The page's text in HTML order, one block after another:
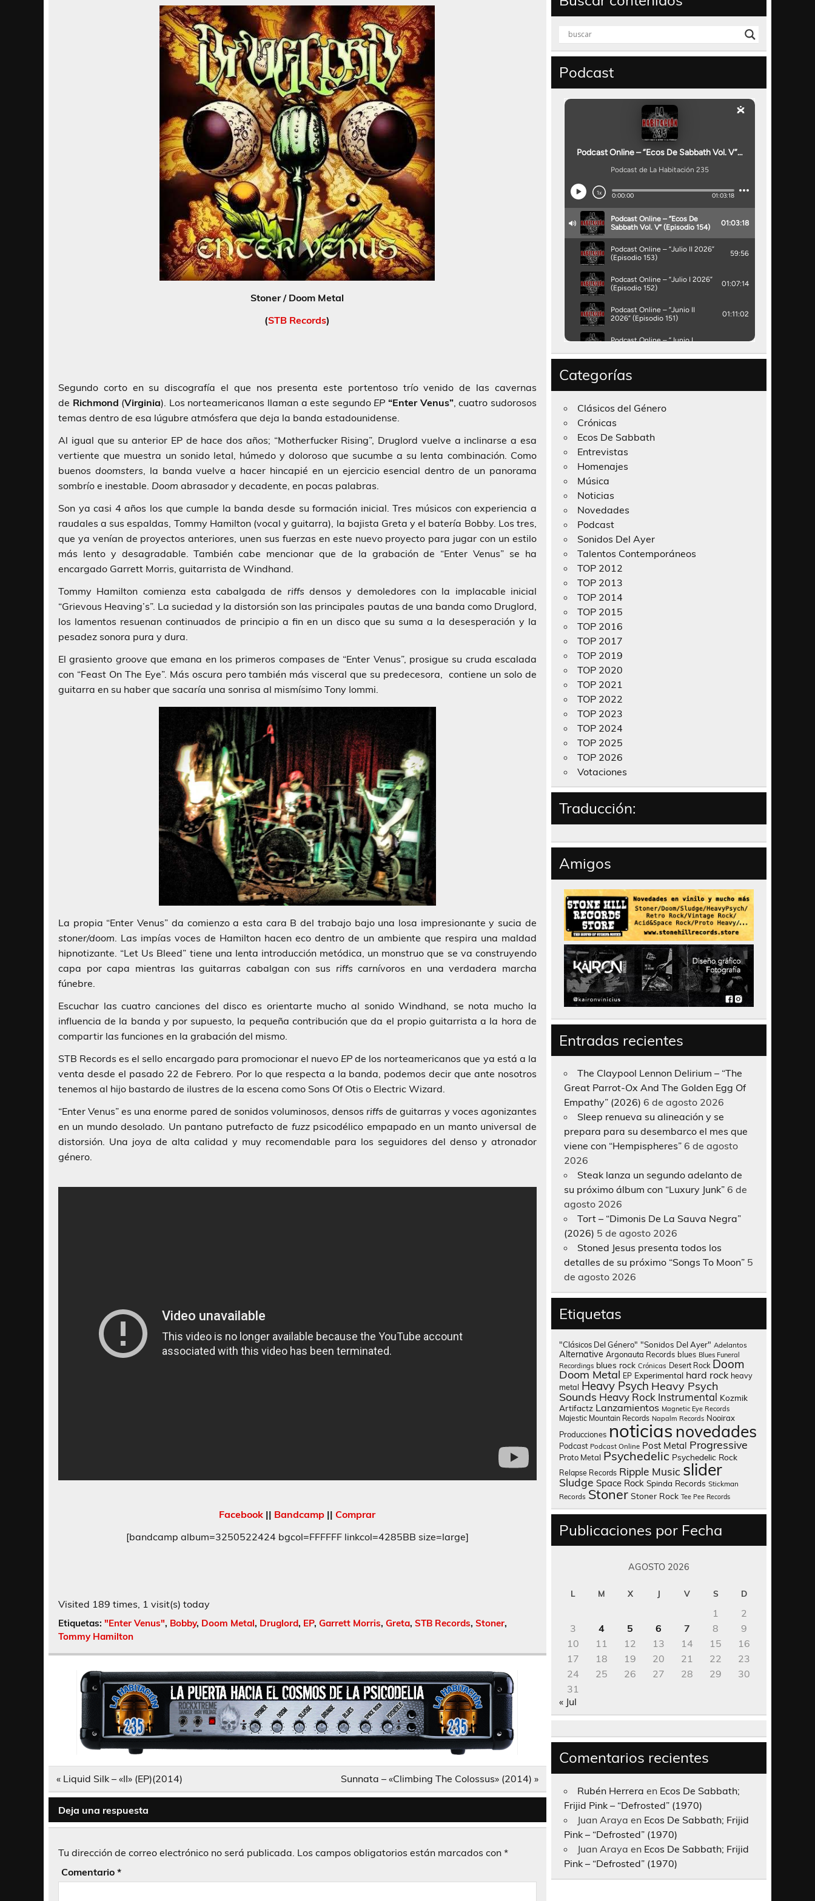
Stoner / Doom Metal
(STB Records)
Segundo corto en su discografía el que nos presenta este portentoso trío venido de las cavernas
de Richmond (Virginia). Los norteamericanos llaman a este segundo EP “Enter Venus”, cuatro sudorosos
temas dentro de esa lúgubre atmósfera que deja la banda estadounidense.
Al igual que su anterior EP de hace dos años; “Motherfucker Rising”, Druglord vuelve a inclinarse a esa
vertiente que muestra un sonido letal, húmedo y doloroso que sucumbe a su lenta combinación. Como
buenos doomsters, la banda vuelve a hacer hincapié en un ejercicio esencial dentro de un panorama
sombrío e inestable. Doom abrasador y decadente, en pocas palabras.
Son ya casi 4 años los que cumple la banda desde su formación inicial. Tres músicos con experiencia a
raudales a sus espaldas, Tommy Hamilton (vocal y guitarra), la bajista Gretay el batería Bobby. Los tres,
que ya venían de proyectos anteriores, unen sus fuerzas en este nuevo proyecto para jugar con un estilo
más lento y desagradable. También cabe mencionar que de la grabación de “Enter Venus” se ha
encargado Garrett Morris, guitarrista de Windhand.
Tommy Hamilton comienza esta cabalgada de riffs densos y demoledores con la implacable inicial
“Grievous Heaving’s”. La suciedad y la distorsión son las principales pautas de una banda como Druglord,
los lamentos resuenan continuados de principio a fin en un disco que su suma a la desesperación y la
pesadez sonora pura y dura.
El grasiento groove que emana en los primeros compases de “Enter Venus”, prosigue su cruda escalada
con “Feast On The Eye”. Más oscura pero también más visceral que su predecesora, contiene un solo de
guitarra en su haber que sacaría una sonrisa al mismísimo Tony Iommi.
La propia “Enter Venus” da comienzo a esta cara B del trabajo bajo una losa impresionante y sucia de
stoner/doom . Las impías voces de Hamiltonhacen eco dentro de un ambiente que respira una maldad
hipnotizante. “Let Us Bleed” tiene una lenta introducción metódica, un monstruo que se va construyendo
capa por capa mientras las guitarras cabalgan con sus riffs carnívoros en una verdadera marcha
fúnebre.
Escuchar las cuatro canciones del disco es orientarte mucho al sonidoWindhand , se nota mucho la
influencia de la banda y por supuesto, la pequeña contribución que da el propio guitarrista a la hora de
compartir las funciones en la grabación del mismo.
STB Records es el sello encargado para promocionar el nuevo EPde los norteamericanos que ya está a la
venta desde el pasado 22 de Febrero. Por lo que respecta a la banda, podemos decir que ante nosotros
tenemos al hijo bastardo de ilustres de la escena como Sons Of Otis o Electric Wizard
“Enter Venus” es una enorme pared de sonidos voluminosos, densos riffsde guitarras y voces agonizantes
en un mundo desolado. Un pantano putrefacto de fuzzpsicodélico empapado en un manto universal de
distorsión. Una joya de alta calidad y muy recomendable para los seguidores del denso y atronador
género.
Facebook || Bandcamp ||Comprar
[bandcamp album=3250522424 bgcol=FFFFFF linkcol=4285BB size=large]
Visited 189 times, 1 visit(s) today
Etiquetas: "Enter Venus", Bobby, Doom Metal, Druglord, EP, Garrett Morris, Greta, STB Records, Stoner,
Tommy Hamilton
Navegación
entradas
« Liquid Silk – «II» (EP)(2014) Sunnata – «Climbing The Colossus» (2014) »
Deja una respuesta
Tu dirección de correo electrónico no será publicada. Los campos obligatorios están marcados con *
Comentario *
Podcast
Categorías
Clásicos del Género
Crónicas
Ecos De Sabbath
Entrevistas
Homenajes
Música
Noticias
Novedades
Podcast
Sonidos Del Ayer
Talentos Contemporáneos
TOP 2012
TOP 2013
TOP 2014
TOP 2015
TOP 2016
TOP 2017
TOP 2019
TOP 2020
TOP 2021
TOP 2022
TOP 2023
TOP 2024
TOP 2025
TOP 2026
Votaciones
Traducción:
Amigos
Entradas recientes
The Claypool Lennon Delirium – “The
Great Parrot-Ox And The Golden Egg Of
Empathy” (2026) 6 de agosto 2026
Sleep renueva su alineación y se
prepara para su desembarco el mes que
viene con “Hempispheres” 6 de agosto
2026
Steak lanza un segundo adelanto de
su próximo álbum con “Luxury Junk” 6 de
agosto 2026
Tort – “Dimonis De La Sauva Negra”
(2026) 5 de agosto 2026
Stoned Jesus presenta todos los
detalles de su próximo “Songs To Moon” 5
de agosto 2026
Etiquetas
"Clásicos Del Género" "Sonidos Del Ayer" Adelantos
Alternative Argonauta Records blues Blues Funeral
Recordings blues rock Crónicas Desert Rock Doom
Doom Metal EP Experimental hard rock heavy
metal Heavy Psych Heavy Psych
Sounds Heavy Rock Instrumental Kozmik
Artifactz Lanzamientos Magnetic Eye Records
Majestic Mountain Records Napalm Records Nooirax
Producciones noticias novedades
Podcast Podcast Online Post Metal Progressive
Proto Metal Psychedelic Psychedelic Rock
Relapse Records Ripple Music slider
Sludge Space Rock Spinda Records Stickman
Records Stoner Stoner Rock Tee Pee Records
Publicaciones por Fecha
AGOSTO 2026
L M X J V S D
1
2
3
4 5 6 7 8
9
10
11 12 13 14 15
16
17
18 19 20 21 22
23
24
25 26 27 28 29
30
31
« Jul
Comentarios recientes
Rubén Herrera en Ecos De Sabbath;
Frijid Pink – “Defrosted” (1970)
Juan Araya en Ecos De Sabbath; Frijid
Pink – “Defrosted” (1970)
Juan Araya en Ecos De Sabbath; Frijid
Pink – “Defrosted” (1970)